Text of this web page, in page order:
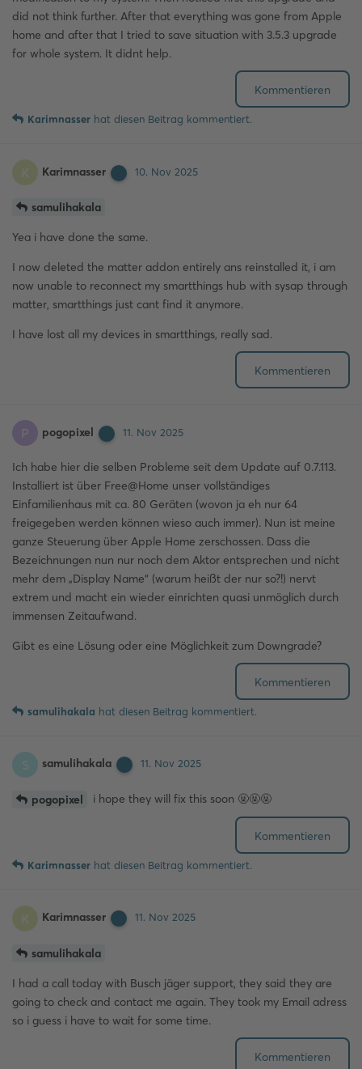
did not think further. After that everything was gone from Apple
home and after that I tried to save situation with 3.5.3 upgrade
for whole system. It didnt help.
Kommentieren
Karimnasser hat diesen Beitrag kommentiert.
K Karimnasser 10. Nov 2025
samulihakala
Yea i have done the same.
I now deleted the matter addon entirely ans reinstalled it, i am
now unable to reconnect my smartthings hub with sysap through
matter, smartthings just cant find it anymore.
I have lost all my devices in smartthings, really sad.
Kommentieren
P pogopixel 11. Nov 2025
Ich habe hier die selben Probleme seit dem Update auf 0.7.113.
Installiert ist über Free@Home unser vollständiges
Einfamilienhaus mit ca. 80 Geräten (wovon ja eh nur 64
freigegeben werden können wieso auch immer). Nun ist meine
ganze Steuerung über Apple Home zerschossen. Dass die
Bezeichnungen nun nur noch dem Aktor entsprechen und nicht
mehr dem „Display Name“ (warum heißt der nur so?!) nervt
extrem und macht ein wieder einrichten quasi unmöglich durch
immensen Zeitaufwand.
Gibt es eine Lösung oder eine Möglichkeit zum Downgrade?
Kommentieren
samulihakala hat diesen Beitrag kommentiert.
S samulihakala 11. Nov 2025
pogopixel i hope they will fix this soon 🤬🤬🤬
Kommentieren
Karimnasser hat diesen Beitrag kommentiert.
K Karimnasser 11. Nov 2025
samulihakala
I had a call today with Busch jäger support, they said they are
going to check and contact me again. They took my Email adress
so i guess i have to wait for some time.
Kommentieren